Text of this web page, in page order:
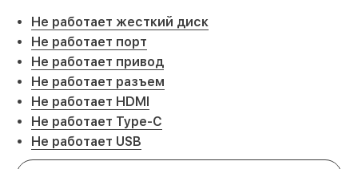
Не работает жесткий диск
Не работает порт
Не работает привод
Не работает разъем
Не работает HDMI
Не работает Type-C
Не работает USB